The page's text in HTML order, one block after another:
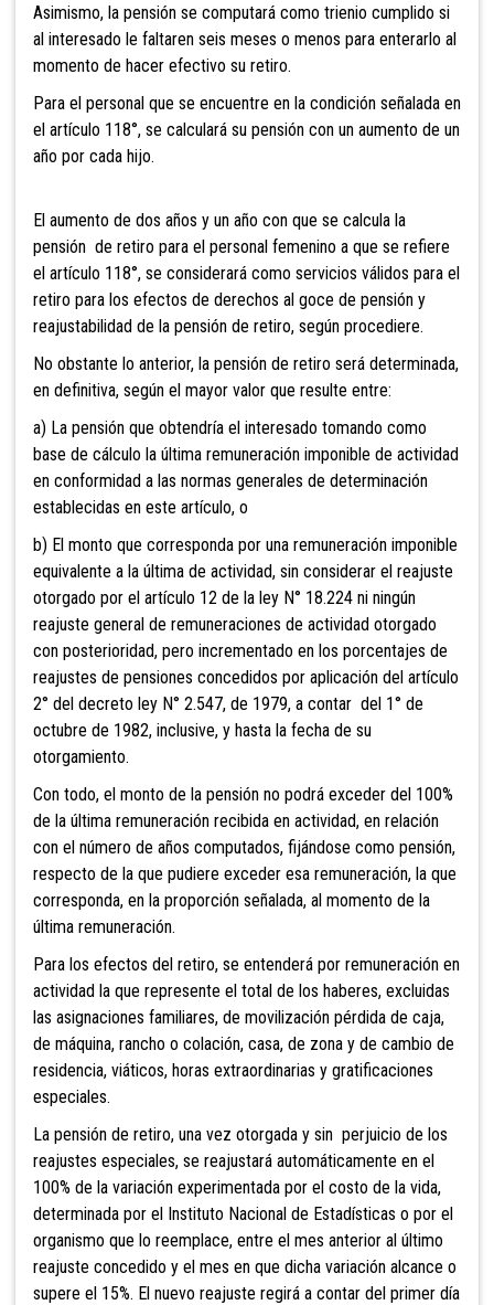
Asimismo, la pensión se computará como trienio cumplido si
al interesado le faltaren seis meses o menos para enterarlo al
momento de hacer efectivo su retiro.
Para el personal que se encuentre en la condición señalada en
el artículo 118°, se calculará su pensión con un aumento de un
año por cada hijo.
El aumento de dos años y un año con que se calcula la
pensión de retiro para el personal femenino a que se refiere
el artículo 118°, se considerará como servicios válidos para el
retiro para los efectos de derechos al goce de pensión y
reajustabilidad de la pensión de retiro, según procediere.
No obstante lo anterior, la pensión de retiro será determinada,
en definitiva, según el mayor valor que resulte entre:
a) La pensión que obtendría el interesado tomando como
base de cálculo la última remuneración imponible de actividad
en conformidad a las normas generales de determinación
establecidas en este artículo, o
b) El monto que corresponda por una remuneración imponible
equivalente a la última de actividad, sin considerar el reajuste
otorgado por el artículo 12 de la ley N° 18.224 ni ningún
reajuste general de remuneraciones de actividad otorgado
con posterioridad, pero incrementado en los porcentajes de
reajustes de pensiones concedidos por aplicación del artículo
2° del decreto ley N° 2.547, de 1979, a contar del 1° de
octubre de 1982, inclusive, y hasta la fecha de su
otorgamiento.
Con todo, el monto de la pensión no podrá exceder del 100%
de la última remuneración recibida en actividad, en relación
con el número de años computados, fijándose como pensión,
respecto de la que pudiere exceder esa remuneración, la que
corresponda, en la proporción señalada, al momento de la
última remuneración.
Para los efectos del retiro, se entenderá por remuneración en
actividad la que represente el total de los haberes, excluidas
las asignaciones familiares, de movilización pérdida de caja,
de máquina, rancho o colación, casa, de zona y de cambio de
residencia, viáticos, horas extraordinarias y gratificaciones
especiales.
La pensión de retiro, una vez otorgada y sin perjuicio de los
reajustes especiales, se reajustará automáticamente en el
100% de la variación experimentada por el costo de la vida,
determinada por el Instituto Nacional de Estadísticas o por el
organismo que lo reemplace, entre el mes anterior al último
reajuste concedido y el mes en que dicha variación alcance o
supere el 15%. El nuevo reajuste regirá a contar del primer día